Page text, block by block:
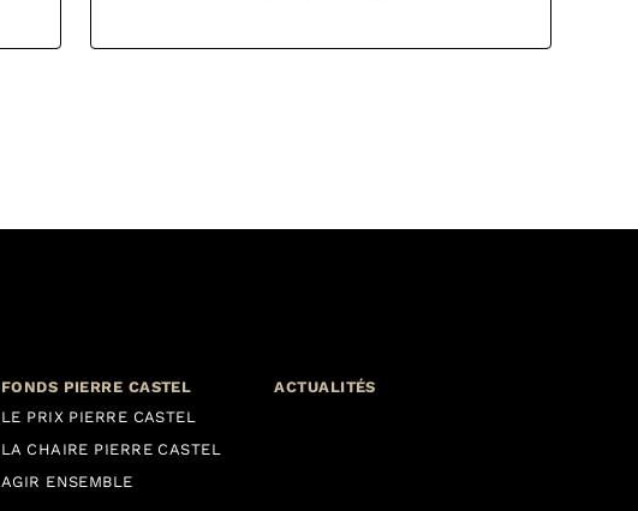
FONDS PIERRE CASTEL
LE PRIX PIERRE CASTEL
LA CHAIRE PIERRE CASTEL
AGIR ENSEMBLE
ACTUALITÉS